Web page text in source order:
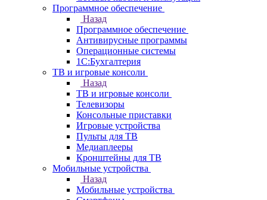
Программное обеспечение
Назад
Программное обеспечение
Антивирусные программы
Операционные системы
1С:Бухгалтерия
ТВ и игровые консоли
Назад
ТВ и игровые консоли
Телевизоры
Консольные приставки
Игровые устройства
Пульты для ТВ
Медиаплееры
Кронштейны для ТВ
Мобильные устройства
Назад
Мобильные устройства